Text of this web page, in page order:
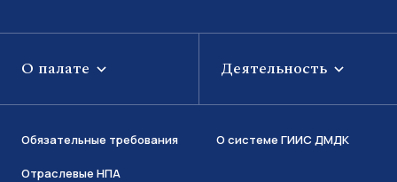
О палате Деятельность
Обязательные требования
Отраслевые НПА
О системе ГИИС ДМДК